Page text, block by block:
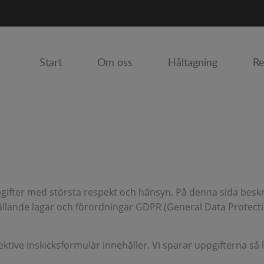
Start Om oss Håltagning
med största respekt och hänsyn. På denna sida
lagar och förordningar GDPR (General Data
inskicksformulär innehåller. Vi sparar uppgifterna